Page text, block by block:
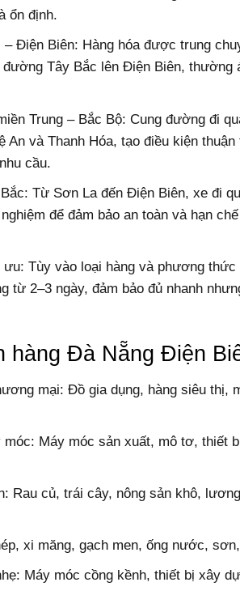
ổn định.
Điện Biên: Hàng hóa được trung
Tây Bắc lên Điện Biên, thường
Trung – Bắc Bộ: Cung đường đi
An và Thanh Hóa, tạo điều kiện
cầu.
Từ Sơn La đến Điện Biên, xe đi
để đảm bảo an toàn và hạn
Tùy vào loại hàng và phương
từ 2–3 ngày, đảm bảo đủ nhanh
hàng Đà Nẵng Điện
mại: Đồ gia dụng, hàng siêu thị,
móc: Máy móc sản xuất, mô tơ, thiết
Rau củ, trái cây, nông sản khô,
xi măng, gạch men, ống nước,
Máy móc cồng kềnh, thiết bị xây